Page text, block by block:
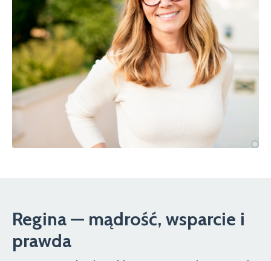
Regina — mądrość, wsparcie i
prawda